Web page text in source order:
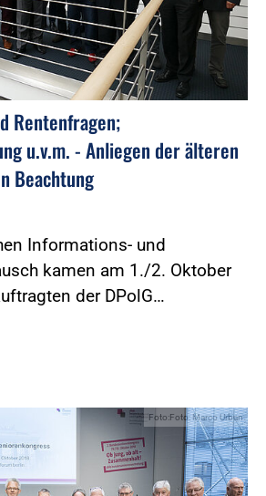
Rentenfragen;
u.v.m. - Anliegen der älteren
Beachtung
Informations- und
kamen am 1./2. Oktober
der DPolG…
Foto:Foto: Marco Urban